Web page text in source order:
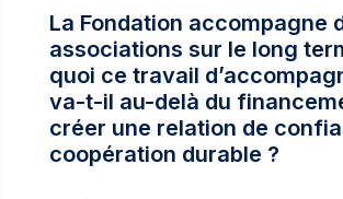
La Fondation accompagne
associations sur le long
quoi ce travail
va-t-il au-delà du
créer une relation de
coopération durable ?